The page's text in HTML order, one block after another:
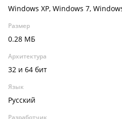
Windows XP, Windows 7,
Размер
0.28 МБ
Архитектура
32 и 64 бит
Язык
Русский
Разработчик